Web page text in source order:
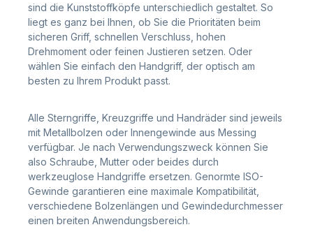
sind die Kunststoffköpfe unterschiedlich gestaltet. So
liegt es ganz bei Ihnen, ob Sie die Prioritäten beim
sicheren Griff, schnellen Verschluss, hohen
Drehmoment oder feinen Justieren setzen. Oder
wählen Sie einfach den Handgriff, der optisch am
besten zu Ihrem Produkt passt.
Alle Sterngriffe, Kreuzgriffe und Handräder sind jeweils
mit Metallbolzen oder Innengewinde aus Messing
verfügbar. Je nach Verwendungszweck können Sie
also Schraube, Mutter oder beides durch
werkzeuglose Handgriffe ersetzen. Genormte ISO-
Gewinde garantieren eine maximale Kompatibilität,
verschiedene Bolzenlängen und Gewindedurchmesser
einen breiten Anwendungsbereich.